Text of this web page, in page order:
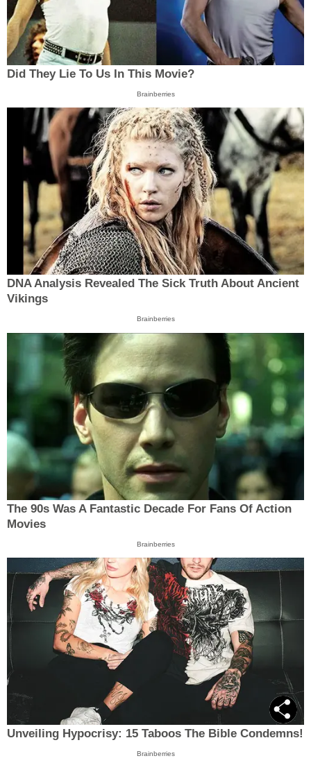
Did They Lie To Us In This Movie?
Brainberries
DNA Analysis Revealed The Sick Truth About Ancient
Vikings
Brainberries
The 90s Was A Fantastic Decade For Fans Of Action
Movies
Brainberries
Unveiling Hypocrisy: 15 Taboos The Bible Condemns!
Brainberries